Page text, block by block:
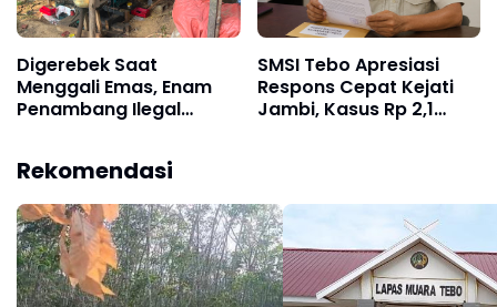
Digerebek Saat
Menggali Emas, Enam
Penambang Ilegal
Polres Bungo
SMSI Tebo Apresiasi
Respons Cepat Kejati
Jambi, Kasus Rp 2,1
Rekomendasi